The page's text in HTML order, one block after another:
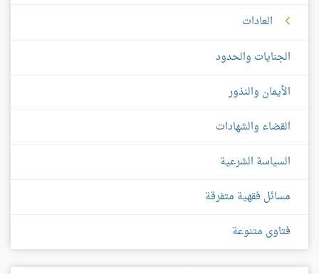
العادات
الجنايات والحدود
الأيمان والنذور
القضاء والشهادات
السياسة الشرعية
مسائل فقهية متفرقة
فتاوى متنوعة